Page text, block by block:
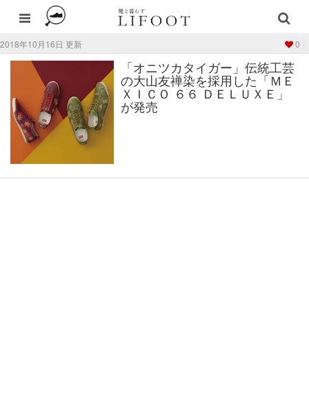
2018年10月16日 更新 0
「オニツカタイガー」伝統工芸
の大山友禅染を採用した「ＭＥ
ＸＩＣＯ ６６ ＤＥＬＵＸＥ」
が発売